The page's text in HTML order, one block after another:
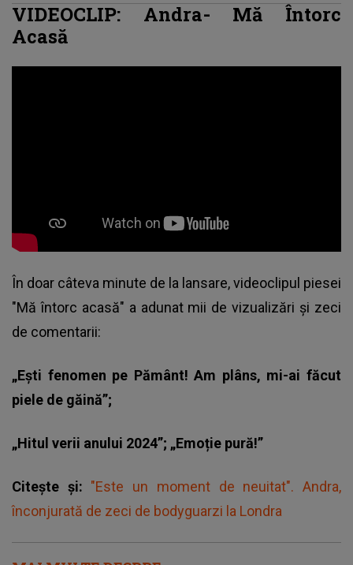
VIDEOCLIP: Andra- Mă Întorc
Acasă
În doar câteva minute de la lansare, videoclipul piesei
"Mă întorc acasă" a adunat mii de vizualizări și zeci
de comentarii:
„Ești fenomen pe Pământ! Am plâns, mi-ai făcut
piele de găină”;
„Hitul verii anului 2024”; „Emoție pură!”
Citește și: "Este un moment de neuitat". Andra,
înconjurată de zeci de bodyguarzi la Londra